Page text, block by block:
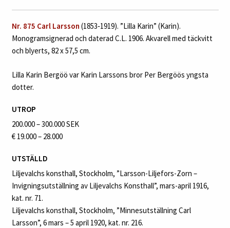
Nr. 875 Carl Larsson (1853‑1919). ”Lilla Karin” (Karin).
Monogramsignerad och daterad C.L. 1906. Akvarell med täckvitt
och blyerts, 82 x 57,5 cm.
Lilla Karin Bergöö var Karin Larssons bror Per Bergöös yngsta
dotter.
UTROP
200.000 – 300.000 SEK
€ 19.000 – 28.000
UTSTÄLLD
Liljevalchs konsthall, Stockholm, ”Larsson-Liljefors-Zorn –
Invigningsutställning av Liljevalchs Konsthall”, mars-april 1916,
kat. nr. 71.
Liljevalchs konsthall, Stockholm, ”Minnesutställning Carl
Larsson”, 6 mars – 5 april 1920, kat. nr. 216.